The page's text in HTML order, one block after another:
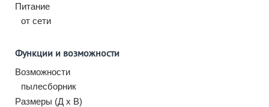
Питание
от сети
Функции и возможности
Возможности
пылесборник
Размеры (Д х В)